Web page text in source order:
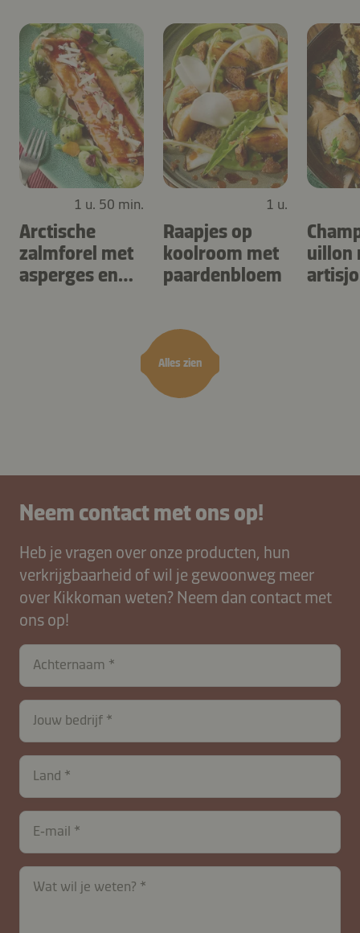
Alles zien
1 u. 50 min.
Arctische
zalmforel met
asperges en
1 u.
Raapjes op
koolroom met
paardenbloem
uillon
Neem contact met ons op!
Heb je vragen over onze producten, hun
verkrijgbaarheid of wil je gewoonweg meer
over Kikkoman weten? Neem dan contact met
ons op!
Achternaam
contactNL-
B2B-
26615-
5qyUeQ3mdTrKpRCHAuh
Jouw bedrijf
Land
E‑mail
Wat wil je weten?